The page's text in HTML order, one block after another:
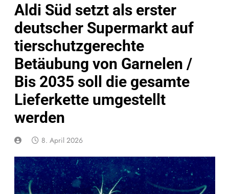
Aldi Süd setzt als erster
deutscher Supermarkt auf
tierschutzgerechte
Betäubung von Garnelen /
Bis 2035 soll die gesamte
Lieferkette umgestellt
werden
8. April 2026